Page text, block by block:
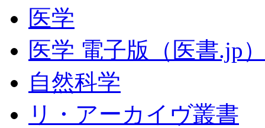
医学
医学 電子版（医書.jp
自然科学
リ・アーカイヴ叢書